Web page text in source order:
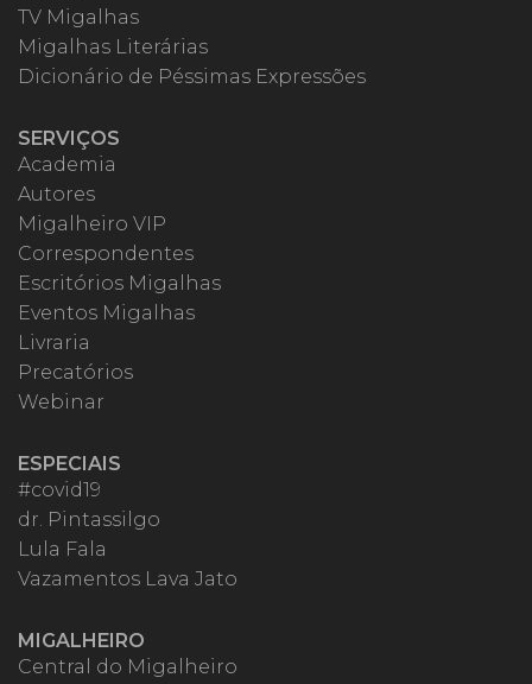
TV Migalhas
Migalhas Literárias
Dicionário de Péssimas Expressões
SERVIÇOS
Academia
Autores
Migalheiro VIP
Correspondentes
Escritórios Migalhas
Eventos Migalhas
Livraria
Precatórios
Webinar
ESPECIAIS
#covid19
dr. Pintassilgo
Lula Fala
Vazamentos Lava Jato
MIGALHEIRO
Central do Migalheiro